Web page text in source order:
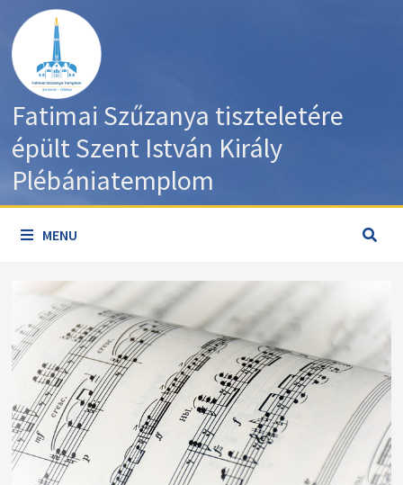
content
Fatimai Szűzanya tiszteletére
épült Szent István Király
Plébániatemplom
MENU